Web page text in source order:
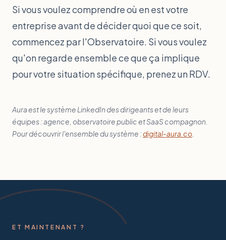
Si vous voulez comprendre où en est votre
entreprise avant de décider quoi que ce soit,
commencez par l'Observatoire. Si vous voulez
qu'on regarde ensemble ce que ça implique
pour votre situation spécifique, prenez un RDV.
Aura est le système LinkedIn des dirigeants et de leurs
équipes : agence, observatoire public et SaaS compagnon.
Pour découvrir l'ensemble du système :digital-aura.co
ET MAINTENANT ?